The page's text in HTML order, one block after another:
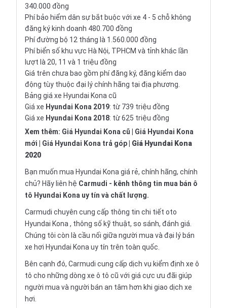
340.000 đồng
Phí bảo hiểm dân sự bắt buộc với xe 4 - 5 chỗ không
đăng ký kinh doanh 480.700 đồng
Phí đường bộ 12 tháng là 1.560.000 đồng
Phí biển số khu vực Hà Nội, TPHCM và tỉnh khác lần
lượt là 20, 11 và 1 triệu đồng
Giá trên chưa bao gồm phí đăng ký, đăng kiểm dao
động tùy thuộc đại lý chính hãng tại địa phương.
Bảng giá xe Hyundai Kona cũ
Giá xe Hyundai Kona 2019: từ 739 triệu đồng
Giá xe Hyundai Kona 2018: từ 625 triệu đồng
Xem thêm: Giá Hyundai Kona cũ
Giá Hyundai Kona
mới
Giá Hyundai Kona trả góp
Giá Hyundai Kona
2020
Bạn muốn mua Hyundai Kona giá rẻ, chính hãng, chính
chủ? Hãy liên hệ Carmudi - kênh thông tin mua bán ô
tô Hyundai Kona uy tín và chất lượng.
Carmudi chuyên cung cấp thông tin chi tiết oto
Hyundai Kona , thông số kỹ thuật, so sánh, đánh giá.
Chúng tôi còn là cầu nối giữa người mua và đại lý bán
xe hơi Hyundai Kona uy tín trên toàn quốc.
Bên cạnh đó, Carmudi cung cấp dịch vụ kiểm định xe ô
tô cho những dòng xe ô tô cũ với giá cực ưu đãi giúp
người mua và người bán an tâm hơn khi giao dịch xe
hơi.